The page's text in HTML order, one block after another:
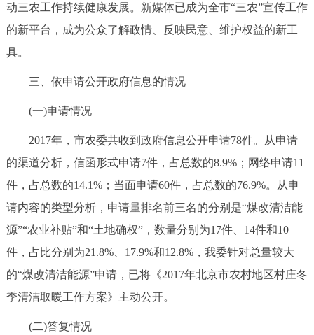
动三农工作持续健康发展。新媒体已成为全市“三农”宣传工作
的新平台，成为公众了解政情、反映民意、维护权益的新工
具。
三、依申请公开政府信息的情况
(一)申请情况
2017年，市农委共收到政府信息公开申请78件。从申请
的渠道分析，信函形式申请7件，占总数的8.9%；网络申请11
件，占总数的14.1%；当面申请60件，占总数的76.9%。从申
请内容的类型分析，申请量排名前三名的分别是“煤改清洁能
源”“农业补贴”和“土地确权”，数量分别为17件、14件和10
件，占比分别为21.8%、17.9%和12.8%，我委针对总量较大
的“煤改清洁能源”申请，已将《2017年北京市农村地区村庄冬
季清洁取暖工作方案》主动公开。
(二)答复情况